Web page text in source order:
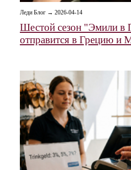
Леди Блог → 2026-04-14
Шестой сезон "Эмили в
отправится в Грецию и